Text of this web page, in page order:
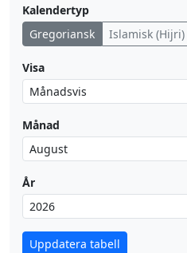
Kalendertyp
Gregoriansk
Islamisk (Hijri)
Visa
Månad
År
Uppdatera tabell